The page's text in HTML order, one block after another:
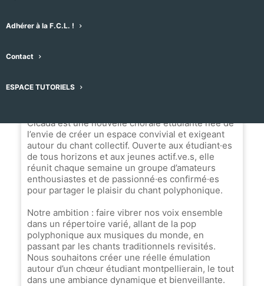
Adhérer à la F.C.L. !
Contact
ESPACE TUTORIELS
Nom du Choeur
Cicada Chœur Étudiant
Cicada est une nouvelle chorale étudiante née de
l’envie de créer un espace convivial et exigeant
autour du chant collectif. Ouverte aux étudiant·es
de tous horizons et aux jeunes actif.ve.s, elle
réunit chaque semaine un groupe d’amateurs
enthousiastes et de passionné·es confirmé·es
pour partager le plaisir du chant polyphonique.
Notre ambition : faire vibrer nos voix ensemble
dans un répertoire varié, allant de la pop
polyphonique aux musiques du monde, en
passant par les chants traditionnels revisités.
Nous souhaitons créer une réelle émulation
autour d’un chœur étudiant montpellierain, le tout
dans une ambiance dynamique et bienveillante.